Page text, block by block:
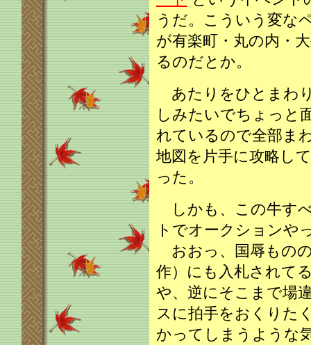
うだ。こういう変な
が有楽町・丸の内・
るのだとか。
あたりをひとまわ
しみたいでちょっと
れているので全部ま
地図を片手に攻略し
った。
しかも、この牛す
トでオークションや
おおっ、国辱もの
作）にも入札されて
や、逆にそこまで場
スに拍手をおくりた
かってしまうような